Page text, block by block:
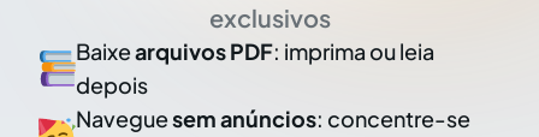
exclusivos
Baixearquivos PDF: imprima ou leia
depois
Naveguesem anúncios: concentre-se